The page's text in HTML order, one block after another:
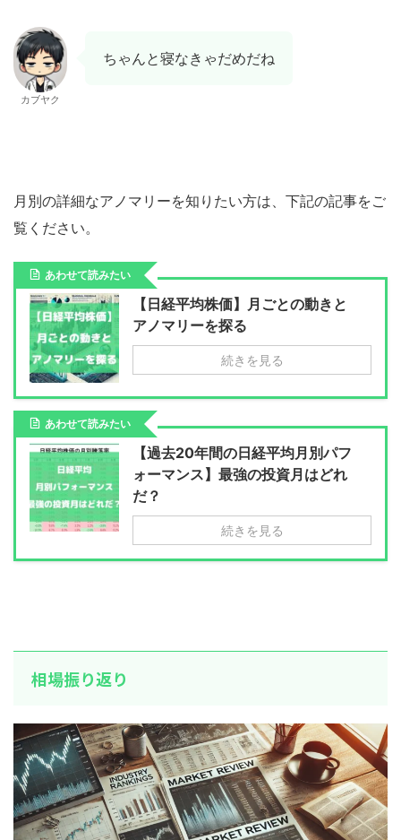
カブヤク
ちゃんと寝なきゃだめだね
月別の詳細なアノマリーを知りたい方は、下記の記事をご
覧ください。
あわせて読みたい
【日経平均株価】月ごとの動きと
アノマリーを探る
続きを見る
あわせて読みたい
【過去20年間の日経平均月別パフ
ォーマンス】最強の投資月はどれ
だ？
続きを見る
相場振り返り